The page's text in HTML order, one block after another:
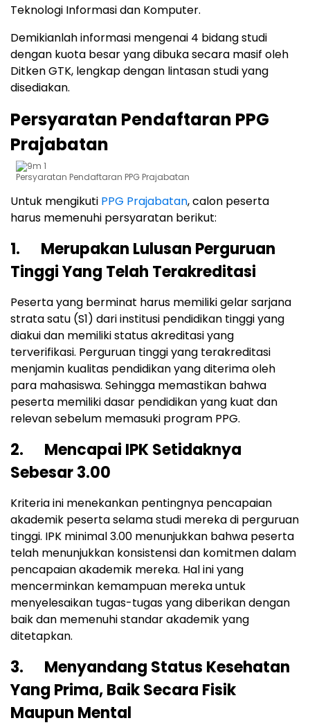
Teknologi Informasi dan Komputer.
Demikianlah informasi mengenai 4 bidang studi
dengan kuota besar yang dibuka secara masif oleh
Ditken GTK, lengkap dengan lintasan studi yang
disediakan.
Persyaratan Pendaftaran PPG
Prajabatan
Persyaratan Pendaftaran PPG Prajabatan
Untuk mengikuti PPG Prajabatan, calon peserta
harus memenuhi persyaratan berikut:
1. Merupakan Lulusan Perguruan
Tinggi Yang Telah Terakreditasi
Peserta yang berminat harus memiliki gelar sarjana
strata satu (S1) dari institusi pendidikan tinggi yang
diakui dan memiliki status akreditasi yang
terverifikasi. Perguruan tinggi yang terakreditasi
menjamin kualitas pendidikan yang diterima oleh
para mahasiswa. Sehingga memastikan bahwa
peserta memiliki dasar pendidikan yang kuat dan
relevan sebelum memasuki program PPG.
2. Mencapai IPK Setidaknya
Sebesar 3.00
Kriteria ini menekankan pentingnya pencapaian
akademik peserta selama studi mereka di perguruan
tinggi. IPK minimal 3.00 menunjukkan bahwa peserta
telah menunjukkan konsistensi dan komitmen dalam
pencapaian akademik mereka. Hal ini yang
mencerminkan kemampuan mereka untuk
menyelesaikan tugas-tugas yang diberikan dengan
baik dan memenuhi standar akademik yang
ditetapkan.
3. Menyandang Status Kesehatan
Yang Prima, Baik Secara Fisik
Maupun Mental